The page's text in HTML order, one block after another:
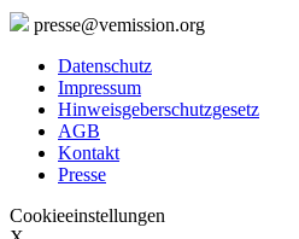
presse@vemission.org
Datenschutz
Impressum
Hinweisgeberschutzgesetz
AGB
Kontakt
Presse
Cookieeinstellungen